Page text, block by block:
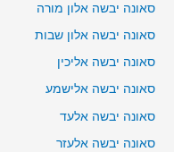
סאונה יבשה אלון מורה
סאונה יבשה אלון שבות
סאונה יבשה אליכין
סאונה יבשה אלישמע
סאונה יבשה אלעד
סאונה יבשה אלעזר